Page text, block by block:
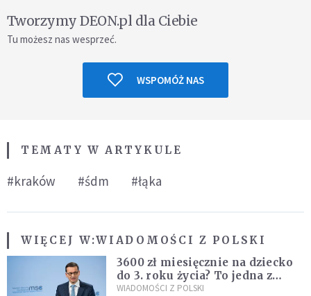
Tworzymy DEON.pl dla Ciebie
Tu możesz nas wesprzeć.
WSPOMÓŻ NAS
TEMATY W ARTYKULE
#kraków #śdm #łąka
WIĘCEJ W:WIADOMOŚCI Z POLSKI
3600 zł miesięcznie na dziecko
do 3. roku życia? To jedna z
propozycji programu "Rozwój
WIADOMOŚCI Z POLSKI